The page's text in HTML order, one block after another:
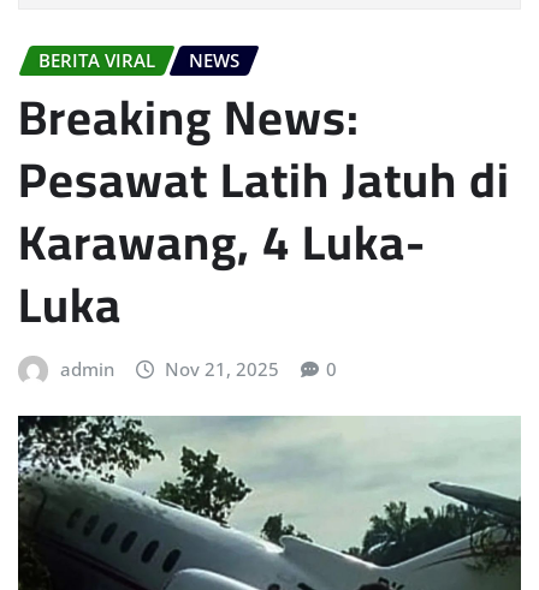
BERITA VIRAL NEWS
Breaking News:
Pesawat Latih Jatuh di
Karawang, 4 Luka-
Luka
admin Nov 21, 2025 0